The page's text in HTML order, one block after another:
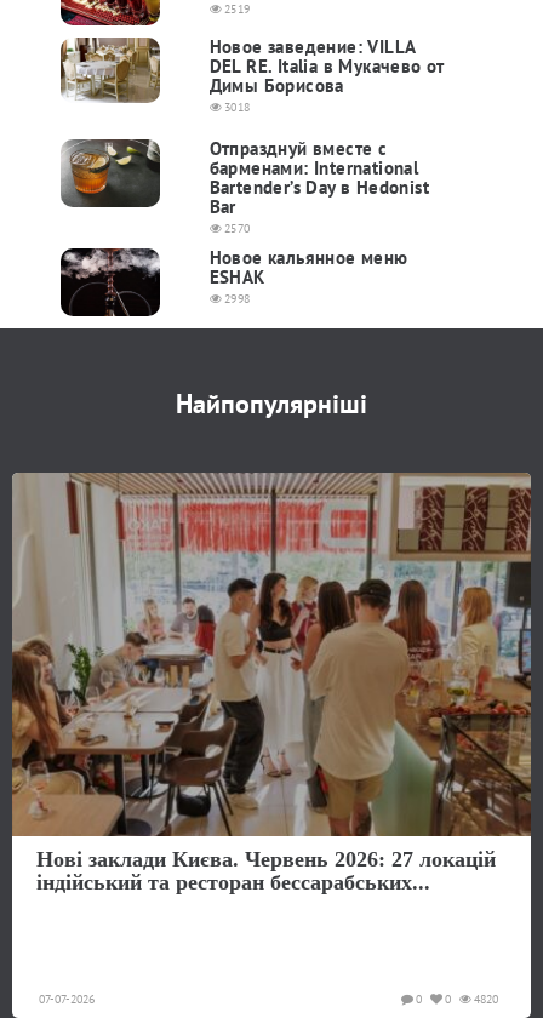
2519
Новое заведение: VILLA
DEL RE. Italia в Мукачево от
Димы Борисова
3018
Отпразднуй вместе с
барменами: International
Bartender’s Day в Hedonist
Bar
2570
Новое кальянное меню
ESHAK
2998
Найпопулярніші
Нові заклади Києва. Червень 2026: 27 локацій
індійський та ресторан бессарабських...
07-07-2026 4820
0
0